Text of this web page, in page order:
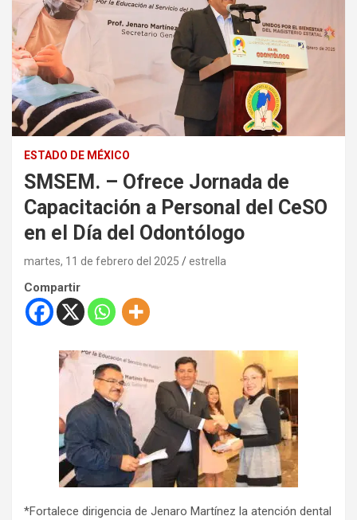
ESTADO DE MÉXICO
SMSEM. – Ofrece Jornada de
Capacitación a Personal del CeSO
en el Día del Odontólogo
martes, 11 de febrero del 2025 estrella
Compartir
*Fortalece dirigencia de Jenaro Martínez la atención dental